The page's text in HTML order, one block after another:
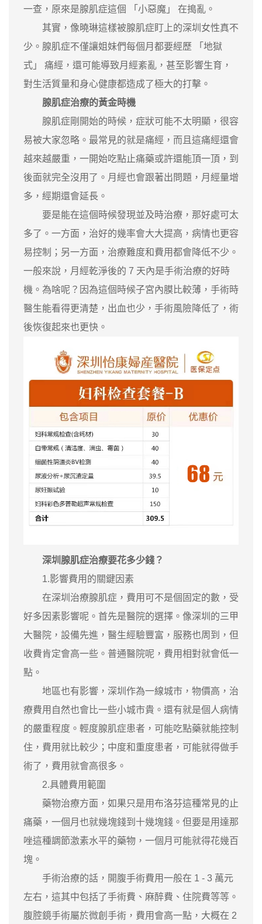
一查，原來是腺肌症這個 「小惡魔」 在搗亂。
其實，像曉琳這樣被腺肌症盯上的深圳女性真不
少。腺肌症不僅讓姐妹們每個月都要經歷 「地獄
式」 痛經，還可能導致月經紊亂，甚至影響生育，
對生活質量和身心健康都造成了極大的打擊。
腺肌症治療的黃金時機
腺肌症剛開始的時候，症狀可能不太明顯，很容
易被大家忽略。最常見的就是痛經，而且這痛經還會
越來越嚴重，一開始吃點止痛藥或許還能頂一頂，到
後面就完全沒用了。月經也會跟著出問題，月經量增
多，經期還會延長。
要是能在這個時候發現並及時治療，那好處可太
多了。一方面，治好的幾率會大大提高，病情也更容
易控制；另一方面，治療難度和費用都會降低不少。
一般來說，月經乾淨後的 7 天內是手術治療的好時
機。為啥呢？因為這個時候子宮內膜比較薄，手術時
醫生能看得更清楚，出血也少，手術風險降低了，術
後恢復起來也更快。
深圳腺肌症治療要花多少錢？
1.影響費用的關鍵因素
在深圳治療腺肌症，費用可不是個固定的數，受
好多因素影響呢。首先是醫院的選擇。像深圳的三甲
大醫院，設備先進，醫生經驗豐富，服務也周到，但
收費肯定會高一些。普通醫院呢，費用相對就會低一
點。
地區也有影響，深圳作為一線城市，物價高，治
療費用自然也會比一些小城市貴。還有就是個人病情
的嚴重程度。輕度腺肌症患者，可能吃點藥就能控制
住，費用就比較少；中度和重度患者，可能就得做手
術了，費用就會高很多。
2.具體費用範圍
藥物治療方面，如果只是用布洛芬這種常見的止
痛藥，一個月也就幾塊錢到十幾塊錢。但要是用達那
唑這種調節激素水平的藥物，一個月可能就得花幾百
塊。
手術治療的話，開腹手術費用一般在 1 - 3 萬元
左右，這其中包括了手術費、麻醉費、住院費等等。
腹腔鏡手術屬於微創手術，費用會高一點，大概在 2